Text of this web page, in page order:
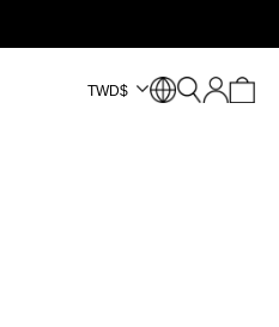
$
TWD